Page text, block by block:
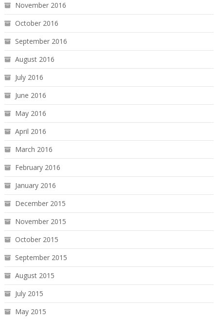
November 2016
October 2016
September 2016
August 2016
July 2016
June 2016
May 2016
April 2016
March 2016
February 2016
January 2016
December 2015
November 2015
October 2015
September 2015
August 2015
July 2015
May 2015